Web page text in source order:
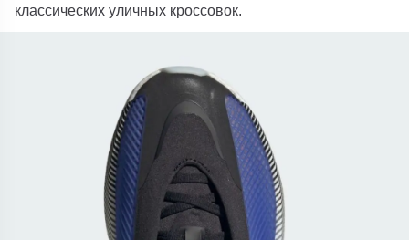
классических уличных кроссовок.